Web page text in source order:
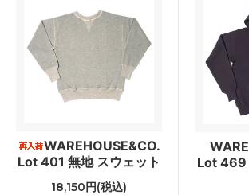
WAREHOUSE&CO.
Lot 401 無地 スウェット
18,150円(税込)
Lot 469